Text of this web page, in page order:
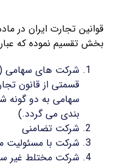
بخش تقسیم نموده که
سهامی به دو
بندی می گردد.)
شرکت تضامنی
شرکت با مسئولیت
شرکت مختلط غیر